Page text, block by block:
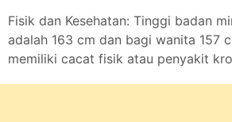
Fisik dan Kesehatan: Tinggi badan
adalah 163 cm dan bagi wanita 157
memiliki cacat fisik atau penyakit